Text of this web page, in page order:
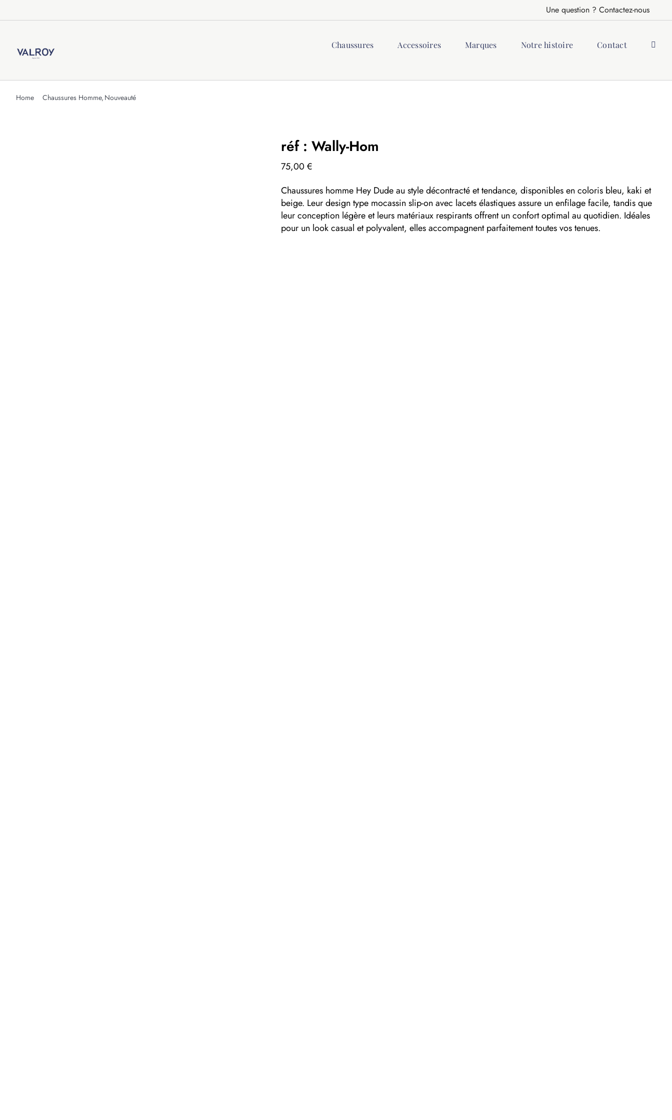
Une question ? Contactez-nous
Chaussures Accessoires Marques Notre histoire Contact
Home Chaussures Homme Nouveauté
réf : Wally-Hom
75,00 €
Chaussures homme Hey Dude au style décontracté et tendance, disponibles en coloris bleu, kaki et
beige. Leur design type mocassin slip-on avec lacets élastiques assure un enfilage facile, tandis que
leur conception légère et leurs matériaux respirants offrent un confort optimal au quotidien. Idéales
pour un look casual et polyvalent, elles accompagnent parfaitement toutes vos tenues.